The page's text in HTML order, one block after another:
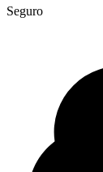
Seguro